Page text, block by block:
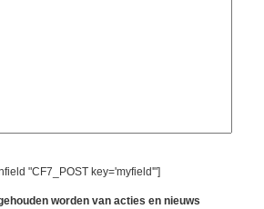
"CF7_POST key='myfield'"]
worden van acties en nieuws